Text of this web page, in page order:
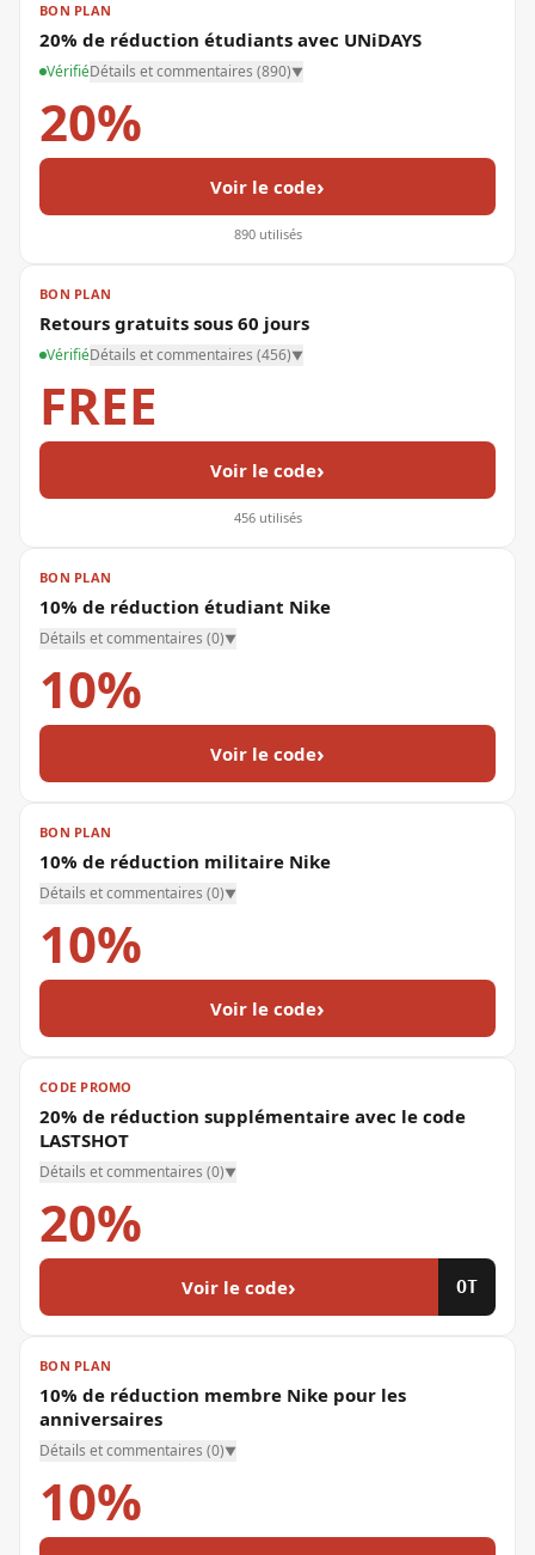
20%
BON PLAN
20% de réduction étudiants avec UNiDAYS
VérifiéDétails et commentaires (890)▼
Voir le code›
890utilisés
FREE
BON PLAN
Retours gratuits sous 60 jours
VérifiéDétails et commentaires (456)▼
Voir le code›
456utilisés
10%
BON PLAN
10% de réduction étudiant Nike
Détails et commentaires (0)▼
Voir le code›
10%
BON PLAN
10% de réduction militaire Nike
Détails et commentaires (0)▼
Voir le code›
20%
CODE PROMO
20% de réduction supplémentaire avec le code
LASTSHOT
Détails et commentaires (0)▼
Voir le code› OT
10%
BON PLAN
10% de réduction membre Nike pour les
anniversaires
Détails et commentaires (0)▼